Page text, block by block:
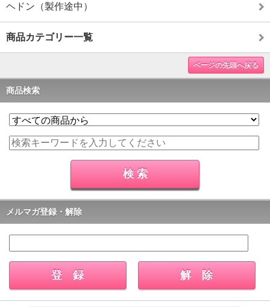
ヘドン（製作途中）
商品カテゴリー一覧
ページの先頭へ戻る
商品検索
メルマガ登録・解除